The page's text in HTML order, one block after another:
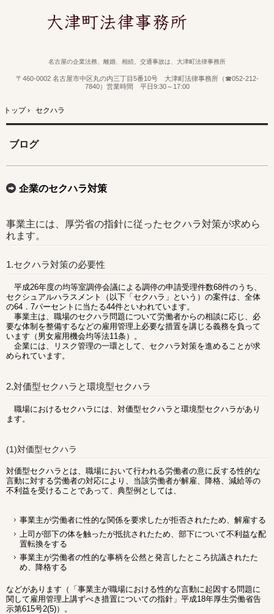
名古屋の企業法務、離婚、相続、交通事故は、大津町法律事務所
〒460-0002 名古屋市中区丸の内三丁目5番10号 大津町法律事務所（☎052-212-
7840）営業時間 平日9:30～17:00
トップ› セクハラ
ブログ
企業のセクハラ対策
事業主には、厚労省の指針に従ったセクハラ対策が求めら
れます。
1.セクハラ対策の必要性
平成26年度の均等室調停会議による調停の申請受理件数68件のうち、
セクシュアルハラスメント（以下「セクハラ」という）の案件は、全体
の64．7パーセントに当たる44件といわれています。
事業主は、職場のセクハラ問題について労働者からの相談に応じ、必
要な体制を整備するなどの雇用管理上必要な措置を講じる義務を負って
います（男女雇用機会均等法11条）。
企業には、リスク管理の一環として、セクハラ対策を進めることが求
められています。
2.対価型セクハラと環境型セクハラ
職場におけるセクハラには、対価型セクハラと環境型セクハラがあり
ます。
(1)対価型セクハラ
対価型セクハラとは、職場において行われる労働者の意に反する性的な
言動に対する労働者の対応により、当該労働者が解雇、降格、減給等の
不利益を受けることであって、典型例としては、
事業主が労働者に性的な関係を要求したが拒否されたため、解雇する
上司が部下の体を触ったが抵抗されたため、部下について不利益な配
置転換をする
事業主が労働者の性的な事柄を公然と発言したところ抗議されたた
め、降格する
などがあります（「事業主が職場における性的な言動に起因する問題に
関して雇用管理上講ずべき措置についての指針」平成18年厚生労働省告
示第615号2(5)）。